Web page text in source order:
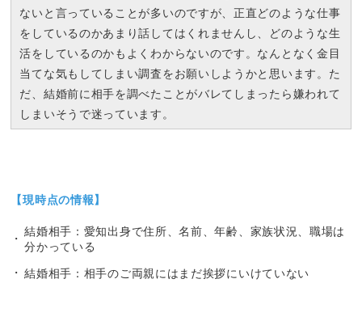
ないと言っていることが多いのですが、正直どのような仕事
をしているのかあまり話してはくれませんし、どのような生
活をしているのかもよくわからないのです。なんとなく金目
当てな気もしてしまい調査をお願いしようかと思います。た
だ、結婚前に相手を調べたことがバレてしまったら嫌われて
しまいそうで迷っています。
【現時点の情報】
結婚相手：愛知出身で住所、名前、年齢、家族状況、職場は
分かっている
結婚相手：相手のご両親にはまだ挨拶にいけていない